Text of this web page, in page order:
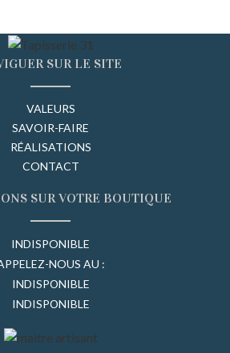
SUR LE SITE
VALEURS
SAVOIR-FAIRE
RÉALISATIONS
CONTACT
SUR VOTRE BOUTIQUE
INDISPONIBLE
NOUS AU :
INDISPONIBLE
INDISPONIBLE